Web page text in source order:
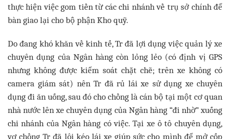
thực hiện việc gom tiền từ các chi nhánh về trụ sở chính để
bàn giao lại cho bộ phận Kho quỹ.
Do đang khó khăn về kinh tế, Tr đã lợi dụng việc quản lý xe
chuyên dụng của Ngân hàng còn lỏng lẻo (có định vị GPS
nhưng không được kiểm soát chặt chẽ; trên xe không có
camera giám sát) nên Tr đã rủ lái xe sử dụng xe chuyên
dụng đi ăn uống, sau đó cho chồng là cán bộ tại một cơ quan
nhà nước lên xe chuyên dụng của Ngân hàng “đi nhờ” xuống
chi nhánh của Ngân hàng có việc. Tại xe ô tô chuyên dụng,
vợ chồng Tr đã lôi kéo lái xe giúp sức cho mình để mở cốp